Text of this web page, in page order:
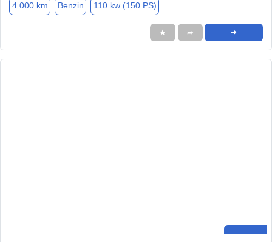
4.000 km Benzin 110 kw (150 PS)
★ ➦ ➜